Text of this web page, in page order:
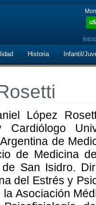
u$
Historia Infantil/
López
Cardiólogo
de
de Medicina
de San Isidro.
del Estrés y
Asociación